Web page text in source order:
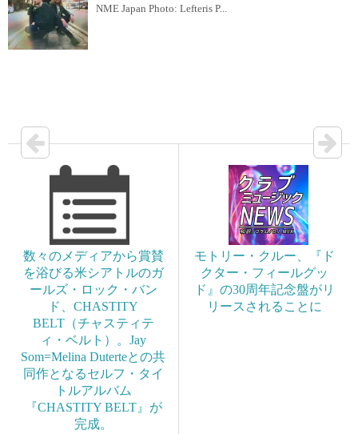
NME Japan Photo: Lefteris P...
数々のメディアから賞賛
を浴びる米シアトルのガ
ールズ・ロック・バン
ド、CHASTITY
BELT（チャスティテ
ィ・ベルト）。Jay
Som=Melina Duterteとの共
同作となるセルフ・タイ
トルアルバム
『CHASTITY BELT』が
完成。
モトリー・クルー、『ド
クター・フィールグッ
ド』の30周年記念盤がリ
リースされることに